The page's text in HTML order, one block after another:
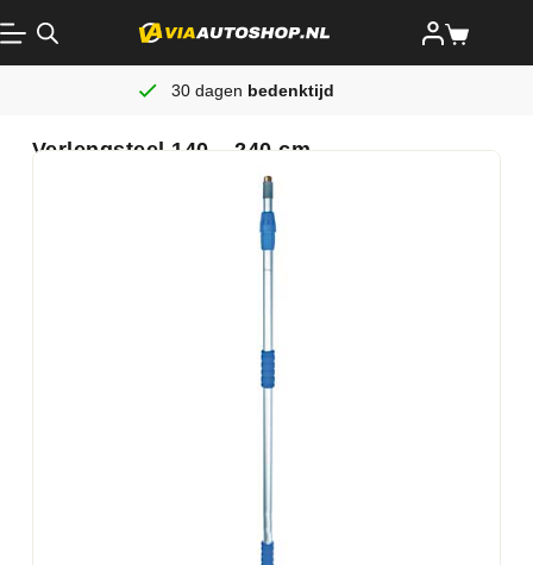
30 dagen bedenktijd
Verlengsteel 140 – 240 cm